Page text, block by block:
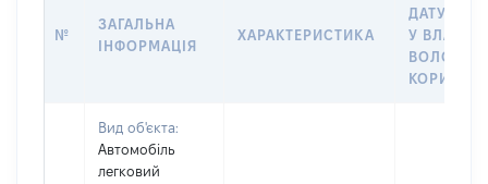
№
ЗАГАЛЬНА
ІНФОРМАЦІЯ
ХАРАКТЕРИСТИКА
ДАТУ
У
Вид об'єкта:
Автомобіль
легковий